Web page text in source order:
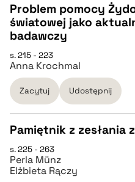
pobierz cytat
CZYSTY TEKST
pobierz cytat
BIBTEX
pobierz cytat
Problem pomocy
światowej jako
badawczy
s. 215 - 223
Anna Krochmal
Zacytuj Udostępnij
CZYSTY TEKST
Pamiętnik z zesłania
s. 225 - 263
Perla Münz
Elżbieta Rączy